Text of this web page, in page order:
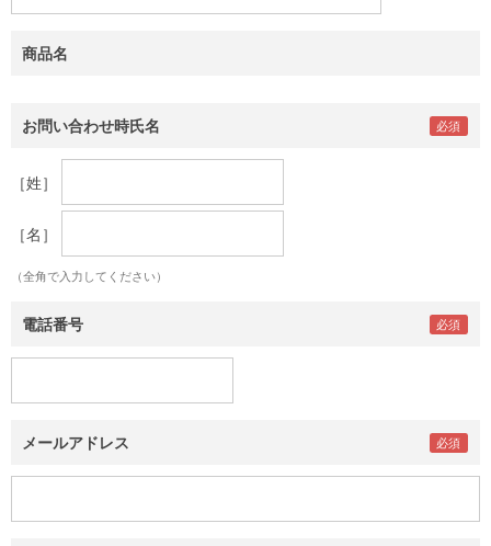
商品名
お問い合わせ時氏名
［姓］
［名］
（全角で入力してください）
電話番号
メールアドレス